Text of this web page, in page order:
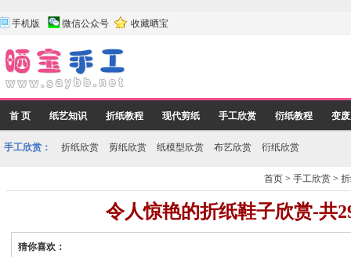
手机版 微信公众号 收藏晒宝
首 页 纸艺知识 折纸教程 现代剪纸 手工欣赏 衍纸教程 变
手工欣赏： 折纸欣赏 剪纸欣赏 纸模型欣赏 布艺欣赏 衍纸欣赏
首页 >手工欣赏 >
令人惊艳的折纸鞋子欣赏-共
猜你喜欢：